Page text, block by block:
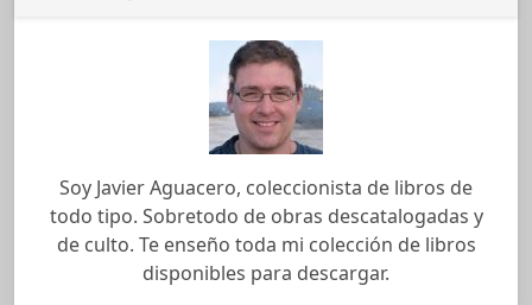
Soy Javier Aguacero, coleccionista de libros de
todo tipo. Sobretodo de obras descatalogadas y
de culto. Te enseño toda mi colección de libros
disponibles para descargar.